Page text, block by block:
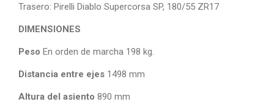
Trasero: Pirelli Diablo Supercorsa SP, 180/55 ZR17
DIMENSIONES
Peso En orden de marcha 198 kg.
Distancia entre ejes 1498 mm
Altura del asiento 890 mm